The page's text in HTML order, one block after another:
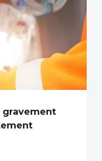
gravement